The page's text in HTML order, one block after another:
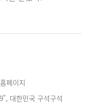
페이지
대한민국 구석구석